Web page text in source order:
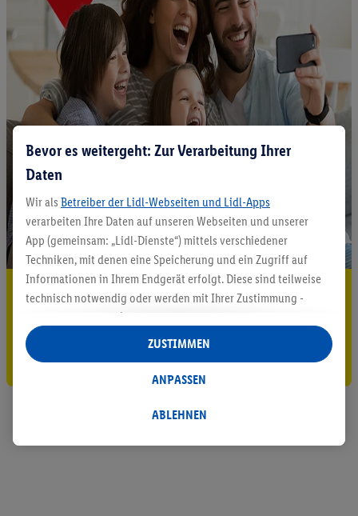
5.95 € Versand sparen³²ᵃ
Bevor es weitergeht: Zur Verarbeitung Ihrer
Daten
Wir als Betreiber der Lidl-Webseiten und Lidl-Apps
verarbeiten Ihre Daten auf unseren Webseiten und unserer
App (gemeinsam: „Lidl-Dienste“) mittels verschiedener
Techniken, mit denen eine Speicherung und ein Zugriff auf
Informationen in Ihrem Endgerät erfolgt. Diese sind teilweise
technisch notwendig oder werden mit Ihrer Zustimmung -
auch durch Partner (u.a.
Verantwortliche; im Zusammenhang mit dem IAB TCF
insgesamt
Statistik-Erstellung oder für personalisierte Werbung
Datenverarbeitungen für personalisierte Werbung werden
ABLEHNEN
ANPASSEN
ZUSTIMMEN